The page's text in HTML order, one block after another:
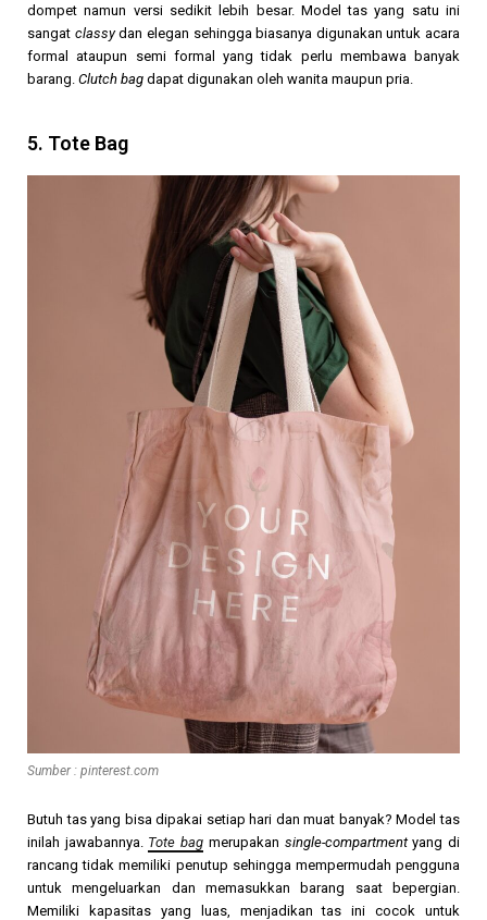
dompet namun versi sedikit lebih besar. Model tas yang satu ini
sangat classydan elegan sehingga biasanya digunakan untuk acara
formal ataupun semi formal yang tidak perlu membawa banyak
barang. Clutch bag dapat digunakan oleh wanita maupun pria.
5. Tote Bag
Sumber : pinterest.com
Butuh tas yang bisa dipakai setiap hari dan muat banyak? Model tas
inilah jawabannya. Tote bag merupakan single-compartmentyang di
rancang tidak memiliki penutup sehingga mempermudah pengguna
untuk mengeluarkan dan memasukkan barang saat bepergian.
Memiliki kapasitas yang luas, menjadikan tas ini cocok untuk